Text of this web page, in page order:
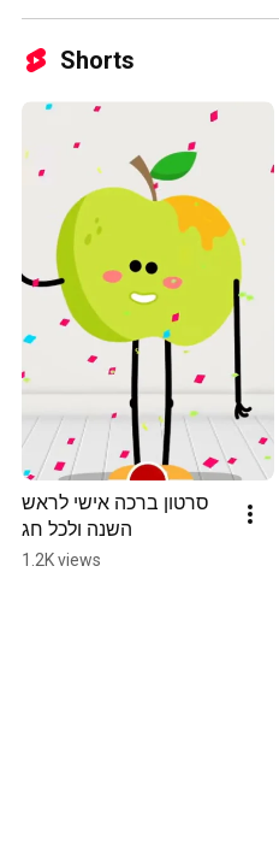
Shorts
סרטון ברכה אישי לראש
השנה ולכל חג
1.2K views